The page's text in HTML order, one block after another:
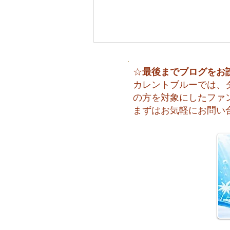
「いよいよお盆休み！今日は
平沢でOWコース開催中♪」
☆最後までブログを
カレントブルーでは
の方を対象にしたファ
まずはお気軽にお問